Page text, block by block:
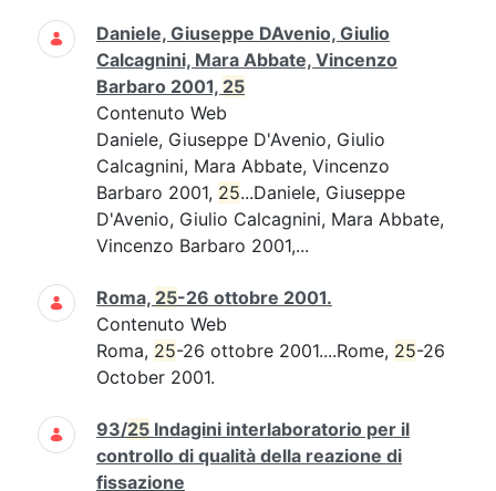
Daniele, Giuseppe DAvenio, Giulio
Calcagnini, Mara Abbate, Vincenzo
Barbaro 2001, 25
Contenuto Web
Daniele, Giuseppe D'Avenio, Giulio
Calcagnini, Mara Abbate, Vincenzo
Barbaro 2001, 25...Daniele, Giuseppe
D'Avenio, Giulio Calcagnini, Mara Abbate,
Vincenzo Barbaro 2001,...
Roma, 25-26 ottobre 2001.
Contenuto Web
Roma, 25-26 ottobre 2001....Rome, 25-26
October 2001.
93/25 Indagini interlaboratorio per il
controllo di qualità della reazione di
fissazione